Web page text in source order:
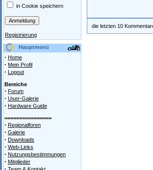
in Cookie speichern
Registrierung
Hauptmenü
· Home
· Mein Profil
· Logout
Bereiche
· Forum
· User-Galerie
· Hardware Guide
================
· Regionalforen
· Galerie
· Downloads
· Web-Links
· Nutzungsbestimmungen
· Mitglieder
die letzten 10